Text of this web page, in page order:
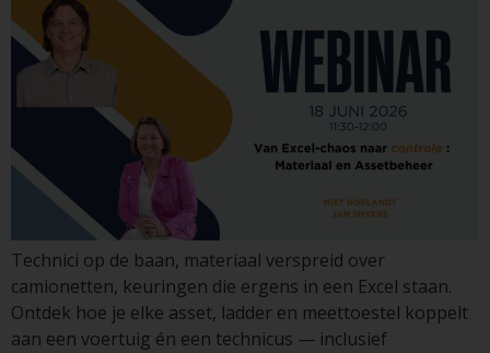
Technici op de baan, materiaal verspreid over
camionetten, keuringen die ergens in een Excel staan.
Ontdek hoe je elke asset, ladder en meettoestel koppelt
aan een voertuig én een technicus — inclusief